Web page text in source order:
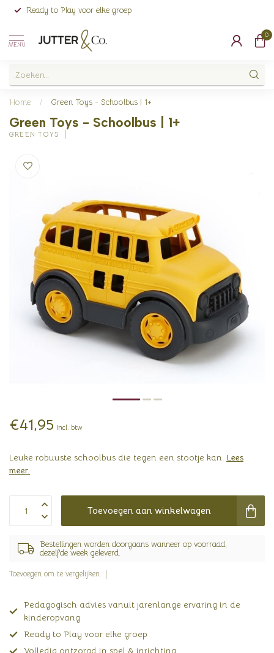
Ready to Play voor elke groep
MENU
0
Home / Green Toys - Schoolbus | 1+
Green Toys - Schoolbus | 1+
GREEN TOYS
€41,95 Incl. btw
Leuke robuuste schoolbus die tegen een stootje kan. Lees
meer.
Toevoegen aan winkelwagen
Bestellingen worden doorgaans wanneer op voorraad,
dezelfde week geleverd.
Toevoegen om te vergelijken
Pedagogisch advies vanuit jarenlange ervaring in de
kinderopvang
Ready to Play voor elke groep
Volledig ontzorgd in spel & inrichting